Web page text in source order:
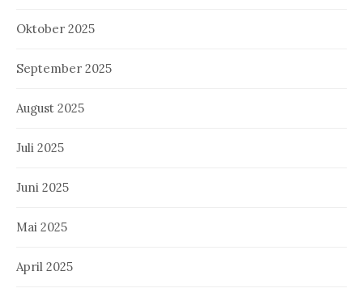
Oktober 2025
September 2025
August 2025
Juli 2025
Juni 2025
Mai 2025
April 2025